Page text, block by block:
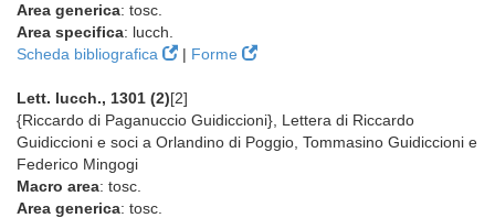
Area generica: tosc.
Area specifica: lucch.
Scheda bibliografica
| Forme
Lett. lucch., 1301 (2)[2]
{Riccardo di Paganuccio Guidiccioni}, Lettera di Riccardo
Guidiccioni e soci a Orlandino di Poggio, Tommasino Guidiccioni e
Federico Mingogi
Macro area: tosc.
Area generica: tosc.